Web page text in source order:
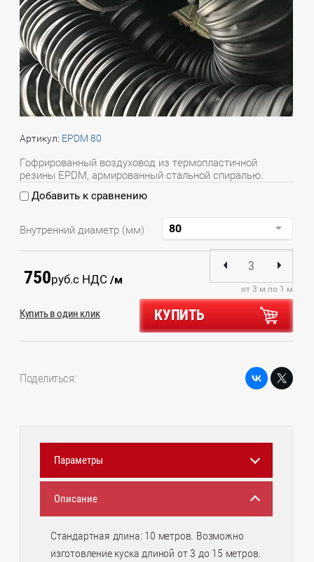
Артикул: EPDM 80
Гофрированный воздуховод из термопластичной
резины EPDM, армированный стальной спиралью.
Добавить к сравнению
Внутренний диаметр (мм)
750руб.с НДС /м
от 3 м по 1 м
КУПИТЬ
Купить в один клик
Поделиться:
Параметры
Описание
Стандартная длина: 10 метров. Возможно
изготовление куска длиной от 3 до 15 метров.